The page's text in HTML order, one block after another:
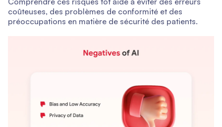
coûteuses, des problèmes de conformité et des
préoccupations en matière de sécurité des patients.